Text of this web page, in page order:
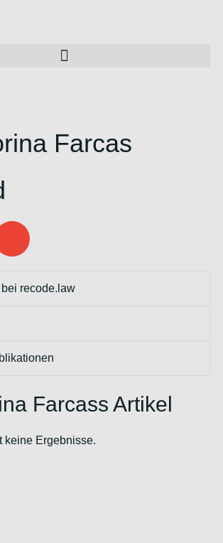
Farcas
recode.law
Farcass Artikel
keine Ergebnisse.